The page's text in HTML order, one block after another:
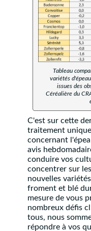
Tableau
variétés
issues des
Céréalière du
C'est sur cette
traitement
concernant
avis
conduire vos
concentrer sur
nouvelles
froment et blé
mesure de vous
nombreux défis
tous, nous
répondre à vos